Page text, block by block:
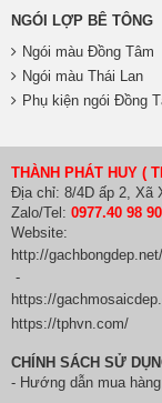
NGÓI LỢP BÊ TÔNG
Ngói màu Đồng Tâm
Ngói màu Thái Lan
Phụ kiện ngói Đồng
THÀNH PHÁT HUY (
Địa chỉ: 8/4D ấp 2, Xã
Zalo/Tel: 0977.40 98 90
Website:
http://gachbongdep.net/
-
https://
https://tphvn.com/
CHÍNH SÁCH SỬ
- Hướng dẫn mua hàng